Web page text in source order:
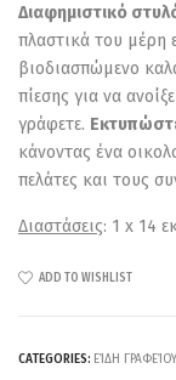
Διαφημιστικό
πλαστικά του μέρη
βιοδιασπώμενο
πίεσης για να
γράφετε.
κάνοντας ένα
πελάτες και τους
Διαστάσεις: 1 x 14
ADD TO WISHLIST
CATEGORIES: ΕΊΔΗ ΓΡΑΦΕΊΟΥ